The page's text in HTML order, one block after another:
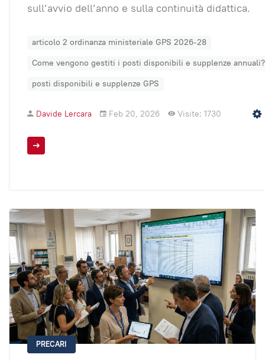
sull’avvio dell’anno e sulla continuità didattica.
articolo 2 ordinanza ministeriale GPS 2026-28
Come vengono gestiti i posti disponibili e supplenze annuali?
posti disponibili e supplenze GPS
Davide Lercara Feb 20, 2026 Visite: 1730
PRECARI